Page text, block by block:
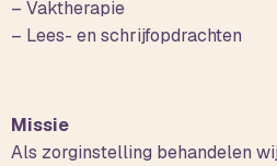
– Vaktherapie
– Lees- en schrijfopdrachten
Missie
Als zorginstelling behandelen